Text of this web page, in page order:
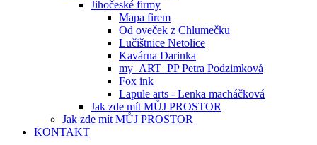
Jihočeské firmy
Mapa firem
Od oveček z Chlumečku
Lučištnice Netolice
Kavárna Darinka
my_ART_PP Petra Podzimková
Fox ink
Lapule arts - Lenka macháčková
Jak zde mít MŮJ PROSTOR
Jak zde mít MŮJ PROSTOR
KONTAKT